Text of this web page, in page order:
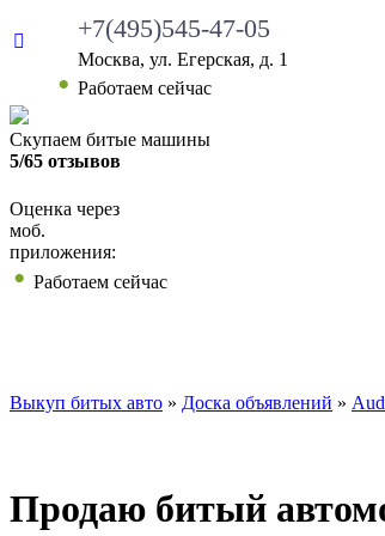
+7(495)545-47-05
Москва, ул. Егерская, д. 1
Работаем сейчас
Скупаем битые машины
5/65 отзывов
Оценка через
моб.
приложения:
Работаем сейчас
Выкуп битых авто » Доска объявлений »
Продаю битый